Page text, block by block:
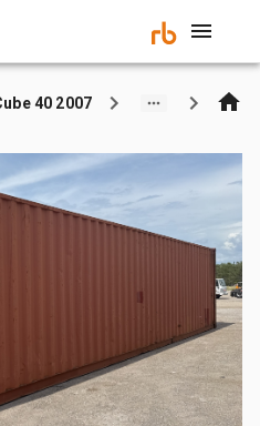
2007 40 ft High Cube حاويات تخزين